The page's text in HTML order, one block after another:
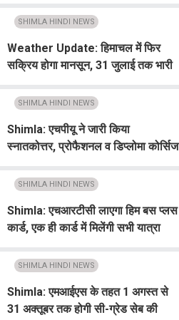
SHIMLA HINDI NEWS
Weather Update: हिमाचल में फिर
सक्रिय होगा मानसून, 31 जुलाई तक भारी
SHIMLA HINDI NEWS
Shimla: एचपीयू ने जारी किया
स्नातकोत्तर, प्रोफैशनल व डिप्लोमा कोर्सिज
SHIMLA HINDI NEWS
Shimla: एचआरटीसी लाएगा हिम बस प्लस
कार्ड, एक ही कार्ड में मिलेंगी सभी यात्रा
SHIMLA HINDI NEWS
Shimla: एमआईएस के तहत 1 अगस्त से
31 अक्तूबर तक होगी सी-ग्रेड सेब की